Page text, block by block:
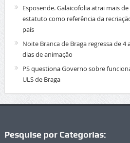
Esposende. Galaicofolia atrai mais
estatuto como referência da
país
Noite Branca de Braga regressa de
dias de animação
PS questiona Governo sobre
ULS de Braga
Pesquise por Categorias: